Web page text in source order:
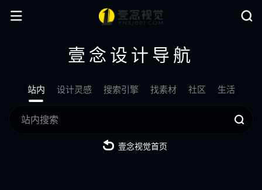
壹念设计导航
站内 设计灵感 搜索引擎 找素材 社区 生活
壹念视觉首页